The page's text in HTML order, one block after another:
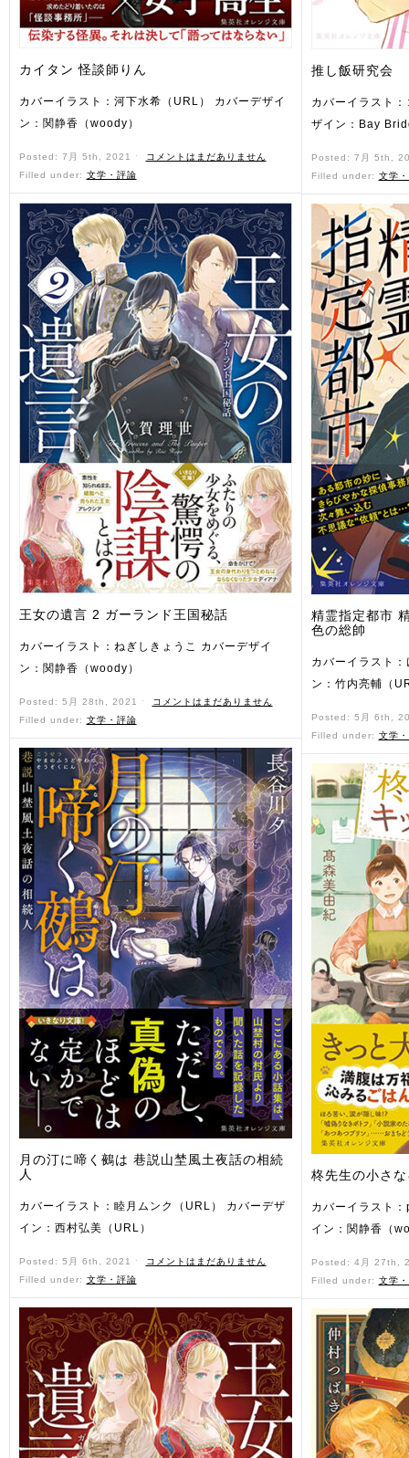
カイタン 怪談師りん
カバーイラスト：河下水希（URL） カバーデザイ
ン：関静香（woody）
Posted: 7月 5th, 2021 ˑ
コメントはまだありません
Filled under: 文学・評論
王女の遺言 2 ガーランド王国秘話
カバーイラスト：ねぎしきょうこ カバーデザイ
ン：関静香（woody）
Posted: 5月 28th, 2021 ˑ
コメントはまだありません
Filled under: 文学・評論
月の汀に啼く鵺は 巷説山埜風土夜話の相続
人
カバーイラスト：睦月ムンク（URL） カバーデザ
イン：西村弘美（URL）
Posted: 5月 6th, 2021 ˑ
コメントはまだありません
Filled under: 文学・評論
推し飯研究会
カバーイラスト
ザイン：Bay
Posted: 7月 5th,
Filled under: 文学
精霊指定都市
色の総帥
カバーイラスト
ン：竹内亮輔（
Posted: 5月 6th,
Filled under: 文学
柊先生の小さ
カバーイラスト
イン：関静香（
Posted: 4月 27th,
Filled under: 文学